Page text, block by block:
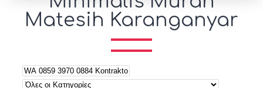
Matesih Karanganyar